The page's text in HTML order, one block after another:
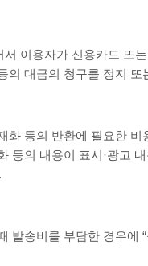
이용자가 신용카드 또
의 대금의 청구를 정지
등의 반환에 필요한 비
등의 내용이 표시·광고
발송비를 부담한 경우에